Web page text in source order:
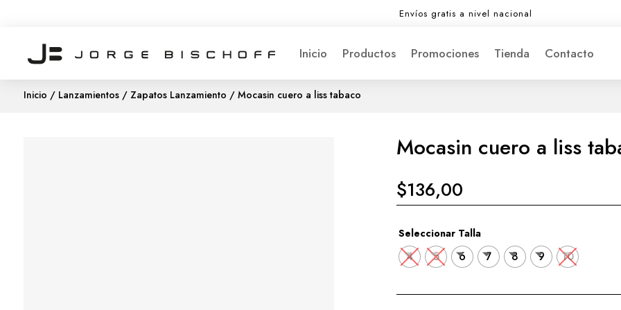
Envíos gratis a nivel nacional
Inicio Productos Promociones Tienda Contacto
Inicio / Lanzamientos/ Zapatos Lanzamiento / Mocasin cuero a liss tabaco
Mocasin cuero a liss
$136,00
Seleccionar Talla
4 5 6 7 8 9 10